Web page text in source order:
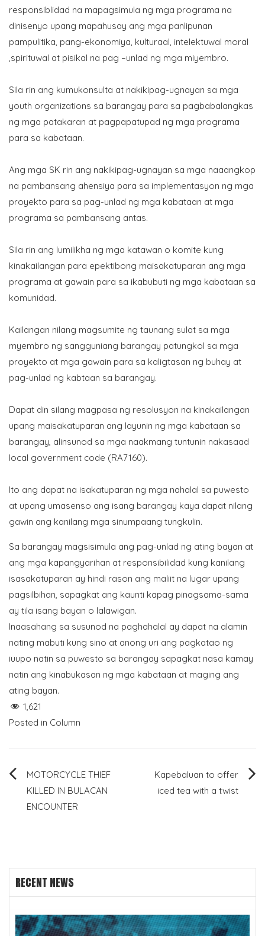
responsiblidad na mapagsimula ng mga programa na
dinisenyo upang mapahusay ang mga panlipunan
pampulitika, pang-ekonomiya, kulturaal, intelektuwal moral
,spirituwal at pisikal na pag –unlad ng mga miyembro.
Sila rin ang kumukonsulta at nakikipag-ugnayan sa mga
youth organizations sa barangay para sa pagbabalangkas
ng mga patakaran at pagpapatupad ng mga programa
para sa kabataan.
Ang mga SK rin ang nakikipag-ugnayan sa mga naaangkop
na pambansang ahensiya para sa implementasyon ng mga
proyekto para sa pag-unlad ng mga kabataan at mga
programa sa pambansang antas.
Sila rin ang lumilikha ng mga katawan o komite kung
kinakailangan para epektibong maisakatuparan ang mga
programa at gawain para sa ikabubuti ng mga kabataan sa
komunidad.
Kailangan nilang magsumite ng taunang sulat sa mga
myembro ng sangguniang barangay patungkol sa mga
proyekto at mga gawain para sa kaligtasan ng buhay at
pag-unlad ng kabtaan sa barangay.
Dapat din silang magpasa ng resolusyon na kinakailangan
upang maisakatuparan ang layunin ng mga kabataan sa
barangay, alinsunod sa mga naakmang tuntunin nakasaad
local government code (RA7160).
Ito ang dapat na isakatuparan ng mga nahalal sa puwesto
at upang umasenso ang isang barangay kaya dapat nilang
gawin ang kanilang mga sinumpaang tungkulin.
Sa barangay magsisimula ang pag-unlad ng ating bayan at
ang mga kapangyarihan at responsibilidad kung kanilang
isasakatuparan ay hindi rason ang maliit na lugar upang
pagsilbihan, sapagkat ang kaunti kapag pinagsama-sama
ay tila isang bayan o lalawigan.
Inaasahang sa susunod na paghahalal ay dapat na alamin
nating mabuti kung sino at anong uri ang pagkatao ng
iuupo natin sa puwesto sa barangay sapagkat nasa kamay
natin ang kinabukasan ng mga kabataan at maging ang
ating bayan.
1,621
Posted in Column
Post
navigation
MOTORCYCLE THIEF
KILLED IN BULACAN
ENCOUNTER
Kapebaluan to offer
iced tea with a twist
RECENT NEWS